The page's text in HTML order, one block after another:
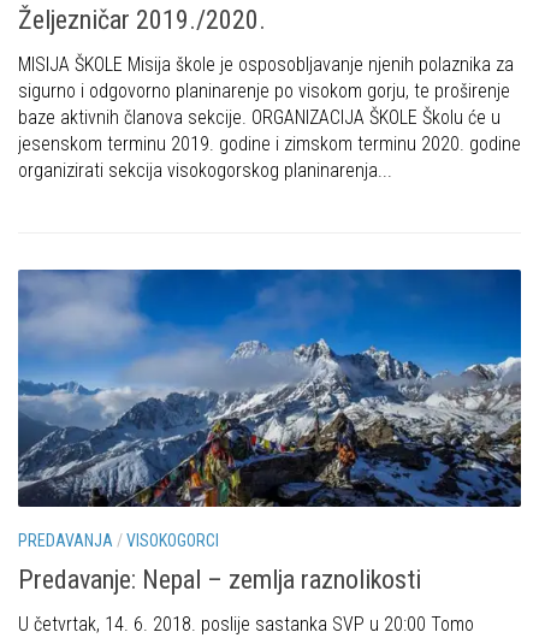
Damir Bajs
Dijana Petrak
Željko Brdal
Markacijska komisija
Dosadašnje aktivnosti
Putevi koje održava HPD Željezničar
Povijest Markacijske komisije
Željezničar 2019./2020.
MISIJA ŠKOLE Misija škole je osposobljavanje njenih polaznika za
sigurno i odgovorno planinarenje po visokom gorju, te proširenje
baze aktivnih članova sekcije. ORGANIZACIJA ŠKOLE Školu će u
jesenskom terminu 2019. godine i zimskom terminu 2020. godine
organizirati sekcija visokogorskog planinarenja...
PREDAVANJA /VISOKOGORCI
Predavanje: Nepal – zemlja raznolikosti
U četvrtak, 14. 6. 2018. poslije sastanka SVP u 20:00 Tomo